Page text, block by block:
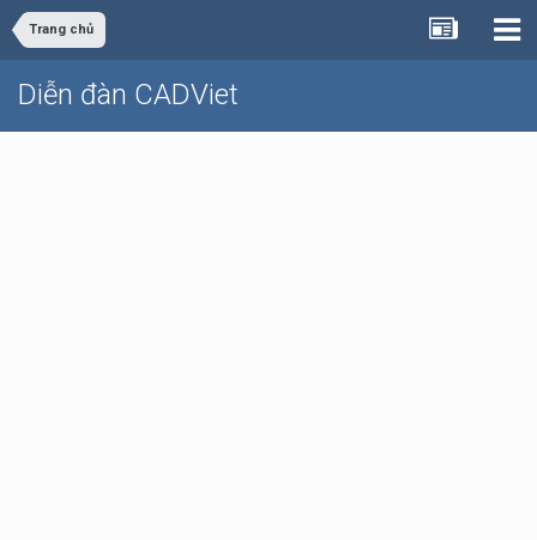
Trang chủ
Diễn đàn CADViet